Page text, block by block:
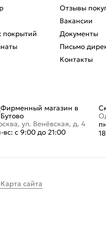
покрытий
Отзывы
Вакансии
Документы
Письмо
Контакты
Фирменный магазин в
Бутово
ул. Венёвская, д. 4
вс: с 9:00 до 21:00
Карта сайта